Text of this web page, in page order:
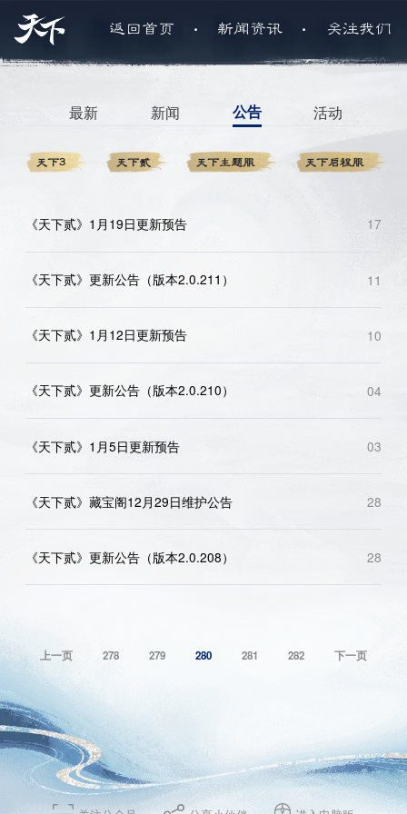
返回首页 . 新闻资讯 . 关注我们
最新 新闻 公告 活动
天下3 天下贰 天下主题服 天下启程服
《天下贰》1月19日更新预告 17
《天下贰》更新公告（版本2.0.211） 11
《天下贰》1月12日更新预告 10
《天下贰》更新公告（版本2.0.210） 04
《天下贰》1月5日更新预告 03
《天下贰》藏宝阁12月29日维护公告 28
《天下贰》更新公告（版本2.0.208） 28
上一页 278 279 280 281 282 下一页